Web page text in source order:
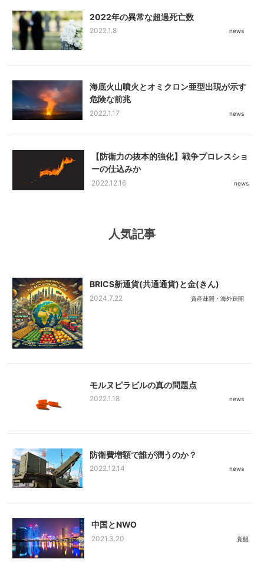
2022年の異常な超過死亡数
2022.1.8 news
海底火山噴火とオミクロン亜型出現が示す
危険な前兆
2022.1.17 news
【防衛力の抜本的強化】戦争プロレスショ
ーの仕込みか
2022.12.16 news
人気記事
BRICS新通貨(共通通貨)と金(きん)
2024.7.22 資産疎開・海外疎開
モルヌピラビルの真の問題点
2022.1.18 news
防衛費増額で誰が潤うのか？
2022.12.14 news
中国とNWO
2021.3.20 覚醒